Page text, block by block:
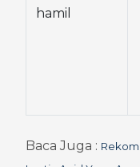
hamil
Baca Juga :